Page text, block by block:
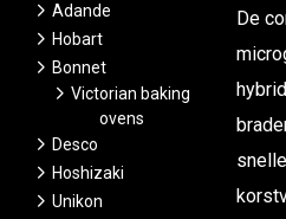
Adande
Hobart
Bonnet
Victorian baking
ovens
Desco
Hoshizaki
Unikon
De